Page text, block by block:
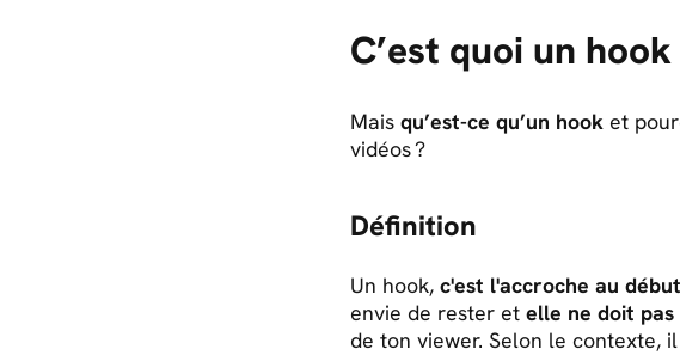
C’est quoi un
Mais qu’est-ce qu’un hook et
vidéos ?
Définition
Un hook, c'est l'accroche au
envie de rester et elle ne doit
de ton viewer. Selon le contexte,